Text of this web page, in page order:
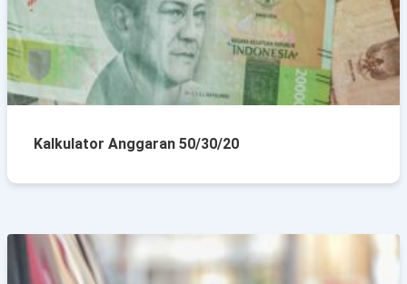
Kalkulator Anggaran 50/30/20